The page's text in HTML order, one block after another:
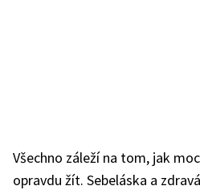
Všechno záleží na tom, jak
opravdu žít. Sebeláska a